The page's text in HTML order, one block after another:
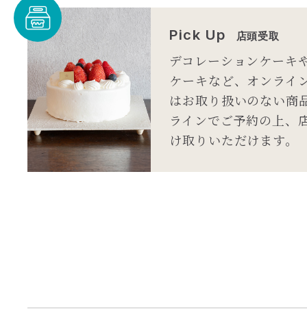
Pick Up 店頭受取
デコレーションケーキ
ケーキなど、オンライ
はお取り扱いのない商
ラインでご予約の上、
け取りいただけます。